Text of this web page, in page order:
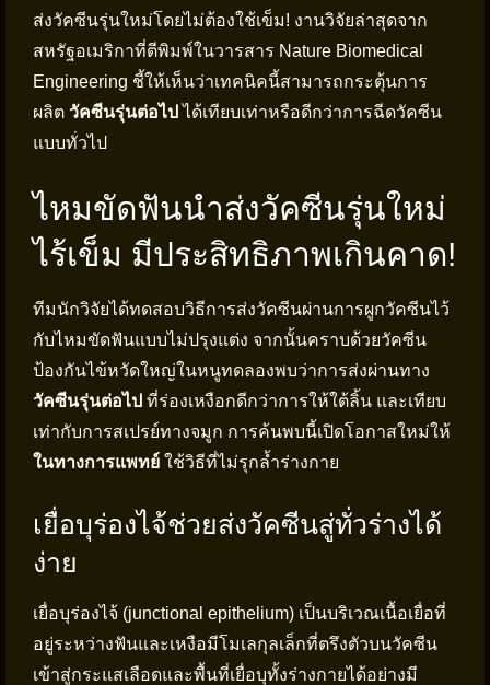
ส่งวัคซีนรุ่นใหม่โดยไม่ต้องใช้เข็ม! งานวิจัยล่าสุดจาก
สหรัฐอเมริกาที่ตีพิมพ์ในวารสาร Nature Biomedical
Engineering ชี้ให้เห็นว่าเทคนิคนี้สามารถกระตุ้นการ
ผลิต วัคซีนรุ่นต่อไป ได้เทียบเท่าหรือดีกว่าการฉีดวัคซีน
แบบทั่วไป
ไหมขัดฟันนำส่งวัคซีนรุ่นใหม่
ไร้เข็ม มีประสิทธิภาพเกินคาด!
ทีมนักวิจัยได้ทดสอบวิธีการส่งวัคซีนผ่านการผูกวัคซีนไว้
กับไหมขัดฟันแบบไม่ปรุงแต่ง จากนั้นคราบด้วยวัคซีน
ป้องกันไข้หวัดใหญ่ในหนูทดลองพบว่าการส่งผ่านทาง
วัคซีนรุ่นต่อไป ที่ร่องเหงือกดีกว่าการให้ใต้ลิ้น และเทียบ
เท่ากับการสเปรย์ทางจมูก การค้นพบนี้เปิดโอกาสใหม่ให้
ในทางการแพทย์ ใช้วิธีที่ไม่รุกล้ำร่างกาย
เยื่อบุร่องไจ้ช่วยส่งวัคซีนสู่ทั่วร่างได้
ง่าย
เยื่อบุร่องไจ้ (junctional epithelium) เป็นบริเวณเนื้อเยื่อที่
อยู่ระหว่างฟันและเหงือมีโมเลกุลเล็กที่ตรึงตัวบนวัคซีน
เข้าสู่กระแสเลือดและพื้นที่เยื่อบุทั้งร่างกายได้อย่างมี